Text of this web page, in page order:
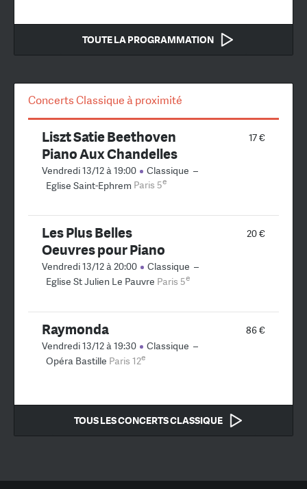
TOUTE LA PROGRAMMATION
Concerts Classique à proximité
17 €
Liszt Satie Beethoven
Piano Aux Chandelles
Vendredi 13/12 à 19:00 Classique –
Eglise Saint-Ephrem Paris 5e
20 €
Les Plus Belles
Oeuvres pour Piano
Vendredi 13/12 à 20:00 Classique –
Eglise St Julien Le Pauvre Paris 5e
86 €
Raymonda
Vendredi 13/12 à 19:30 Classique –
Opéra Bastille Paris 12e
TOUS LES CONCERTS CLASSIQUE